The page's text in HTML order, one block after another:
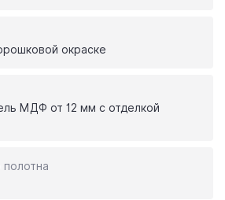
окраске
МДФ от 12 мм с отделкой